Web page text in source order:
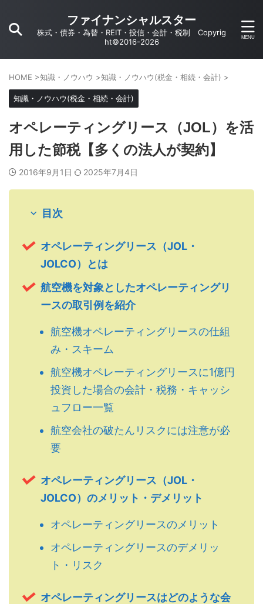
ファイナンシャルスター
株式・債券・為替・REIT・投信・会計・税制 Copyrig
ht©2016-2026
HOME >知識・ノウハウ >知識・ノウハウ(税金・相続・会計) >
知識・ノウハウ(税金・相続・会計)
オペレーティングリース（JOL）を活
用した節税【多くの法人が契約】
2016年9月1日 2025年7月4日
目次
オペレーティングリース（JOL・
JOLCO）とは
航空機を対象としたオペレーティングリ
ースの取引例を紹介
航空機オペレーティングリースの仕組
み・スキーム
航空機オペレーティングリースに1億円
投資した場合の会計・税務・キャッシ
ュフロー一覧
航空会社の破たんリスクには注意が必
要
オペレーティングリース（JOL・
JOLCO）のメリット・デメリット
オペレーティングリースのメリット
オペレーティングリースのデメリッ
ト・リスク
オペレーティングリースはどのような会